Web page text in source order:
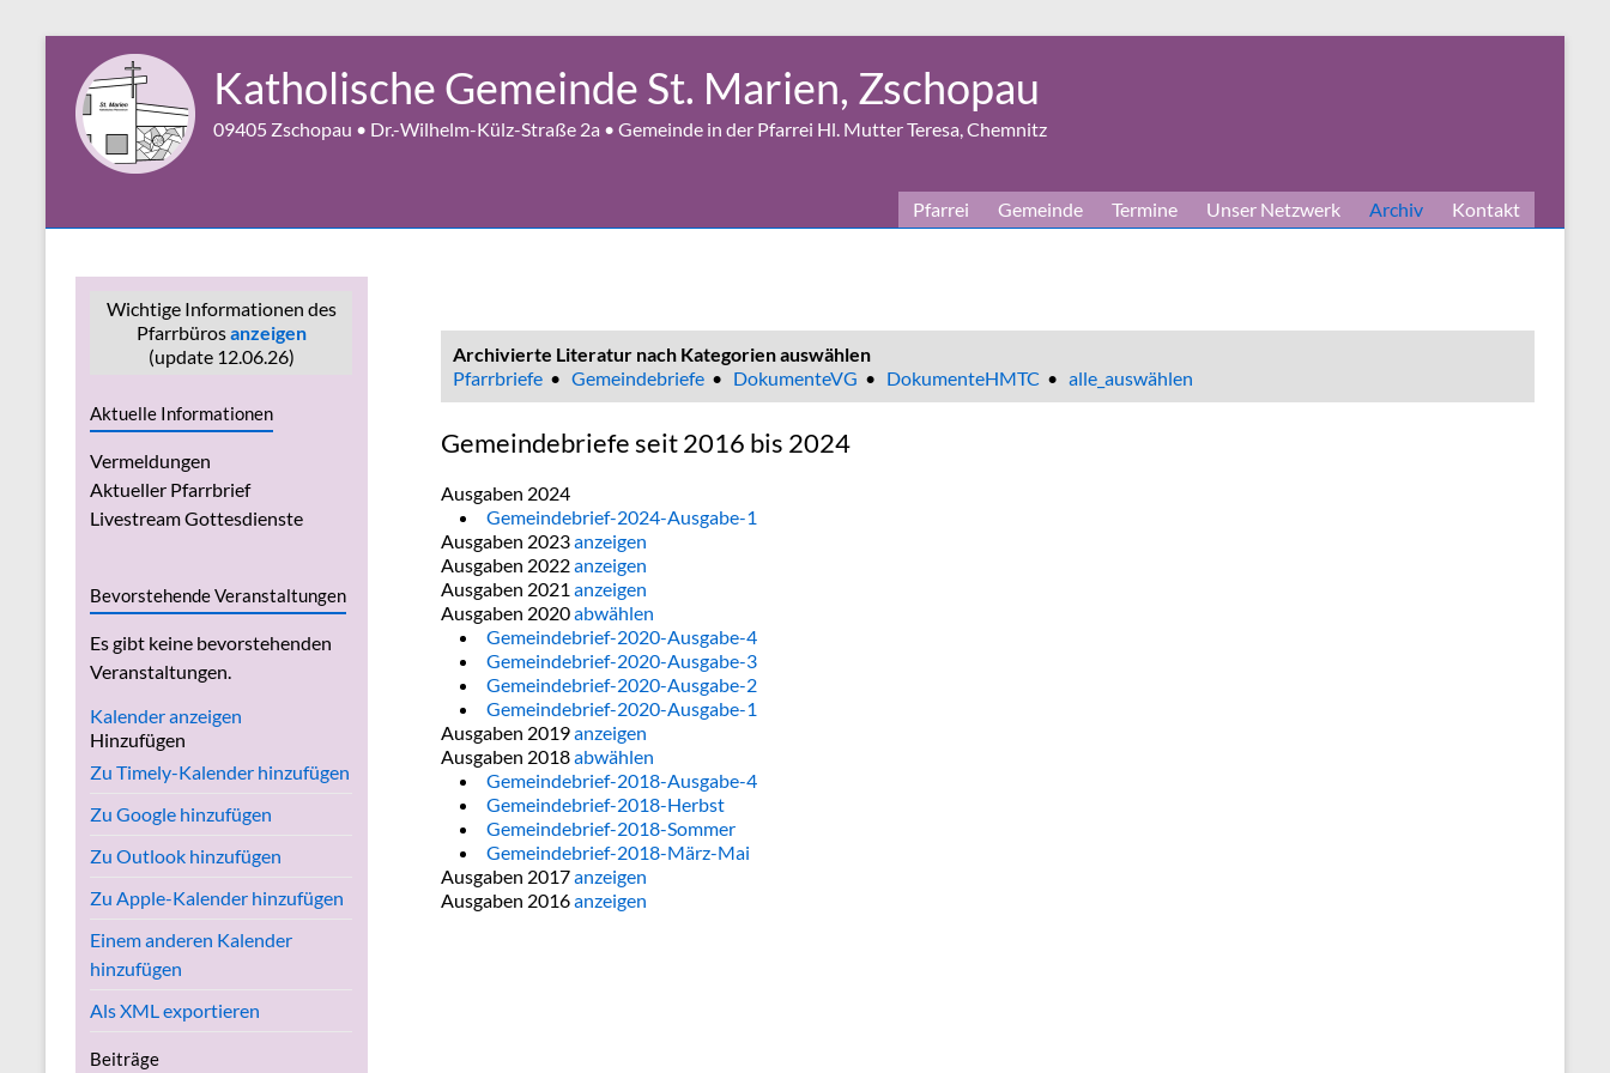
Inhalt
springen
Katholische Gemeinde St. Marien, Zschopau
09405 Zschopau • Dr.-Wilhelm-Külz-Straße 2a • Gemeinde in der Pfarrei Hl. Mutter Teresa, Chemnitz
Pfarrei Gemeinde Termine Unser Netzwerk Archiv Kontakt
Wichtige Informationen des
Pfarrbürosanzeigen
(update 12.06.26)
Aktuelle Informationen
Vermeldungen
Aktueller Pfarrbrief
Livestream Gottesdienste
Bevorstehende Veranstaltungen
Es gibt keine bevorstehenden
Veranstaltungen.
Kalender anzeigen
Hinzufügen
Zu Timely-Kalender hinzufügen
Zu Google hinzufügen
Zu Outlook hinzufügen
Zu Apple-Kalender hinzufügen
Einem anderen Kalender
hinzufügen
Als XML exportieren
Beiträge
Archivierte Literatur nach Kategorien auswählen
Pfarrbriefe• Gemeindebriefe• DokumenteVG • DokumenteHMTC • alle_auswählen
Gemeindebriefe seit 2016 bis 2024
Ausgaben 2024
Gemeindebrief-2024-Ausgabe-1
Ausgaben 2023anzeigen
Ausgaben 2022anzeigen
Ausgaben 2021 anzeigen
Ausgaben 2020abwählen
Gemeindebrief-2020-Ausgabe-4
Gemeindebrief-2020-Ausgabe-3
Gemeindebrief-2020-Ausgabe-2
Gemeindebrief-2020-Ausgabe-1
Ausgaben 2019anzeigen
Ausgaben 2018abwählen
Gemeindebrief-2018-Ausgabe-4
Gemeindebrief-2018-Herbst
Gemeindebrief-2018-Sommer
Gemeindebrief-2018-März-Mai
Ausgaben 2017anzeigen
Ausgaben 2016anzeigen